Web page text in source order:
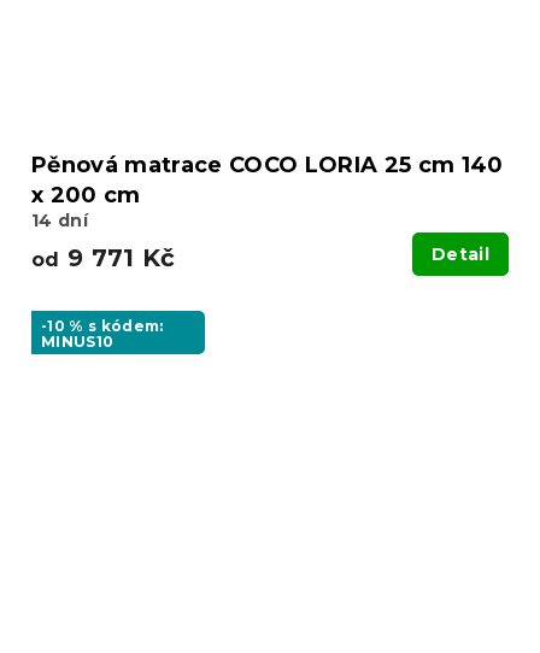
Pěnová matrace COCO LORIA 25 cm 140
x 200 cm
14 dní
od 9 771 Kč Detail
-10 % s kódem:
MINUS10